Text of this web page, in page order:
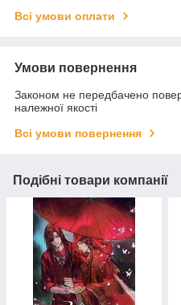
Всі умови оплати
Умови повернення
Законом не передбачено
належної якості
Всі умови повернення
Подібні товари компанії